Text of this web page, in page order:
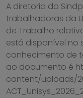
A diretoria do
trabalhadoras da
de Trabalho
está disponível no
conhecimento de
ao documento é
content/uploads/